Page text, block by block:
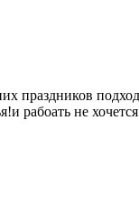
праздников
рабоать не